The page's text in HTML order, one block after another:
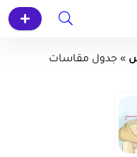
» جدول مقاسات